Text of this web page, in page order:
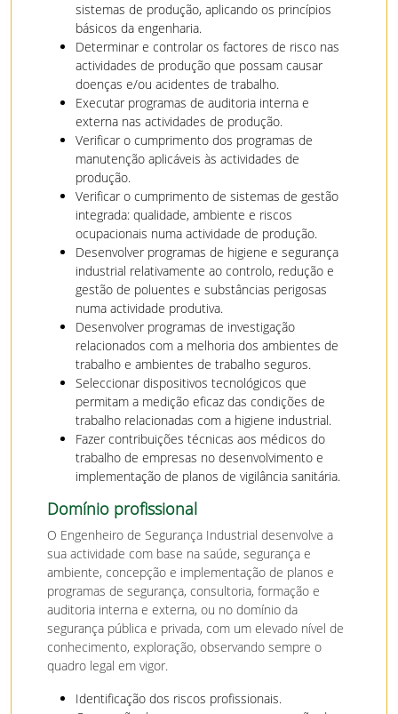
sistemas de produção, aplicando os princípios
básicos da engenharia.
Determinar e controlar os factores de risco nas
actividades de produção que possam causar
doenças e/ou acidentes de trabalho.
Executar programas de auditoria interna e
externa nas actividades de produção.
Verificar o cumprimento dos programas de
manutenção aplicáveis às actividades de
produção.
Verificar o cumprimento de sistemas de gestão
integrada: qualidade, ambiente e riscos
ocupacionais numa actividade de produção.
Desenvolver programas de higiene e segurança
industrial relativamente ao controlo, redução e
gestão de poluentes e substâncias perigosas
numa actividade produtiva.
Desenvolver programas de investigação
relacionados com a melhoria dos ambientes de
trabalho e ambientes de trabalho seguros.
Seleccionar dispositivos tecnológicos que
permitam a medição eficaz das condições de
trabalho relacionadas com a higiene industrial.
Fazer contribuições técnicas aos médicos do
trabalho de empresas no desenvolvimento e
implementação de planos de vigilância sanitária.
Domínio profissional
O Engenheiro de Segurança Industrial desenvolve a
sua actividade com base na saúde, segurança e
ambiente, concepção e implementação de planos e
programas de segurança, consultoria, formação e
auditoria interna e externa, ou no domínio da
segurança pública e privada, com um elevado nível de
conhecimento, exploração, observando sempre o
quadro legal em vigor.
Identificação dos riscos profissionais.